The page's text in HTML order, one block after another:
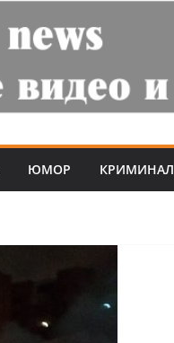
ЮМОР КРИМИНАЛ